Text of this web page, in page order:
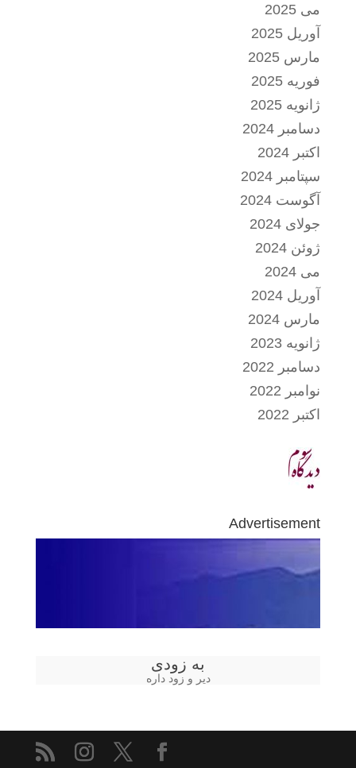
می 2025
آوریل 2025
مارس 2025
فوریه 2025
ژانویه 2025
دسامبر 2024
اکتبر 2024
سپتامبر 2024
آگوست 2024
جولای 2024
ژوئن 2024
می 2024
آوریل 2024
مارس 2024
ژانویه 2023
دسامبر 2022
نوامبر 2022
اکتبر 2022
Advertisement
به زودی
دیر و زود داره